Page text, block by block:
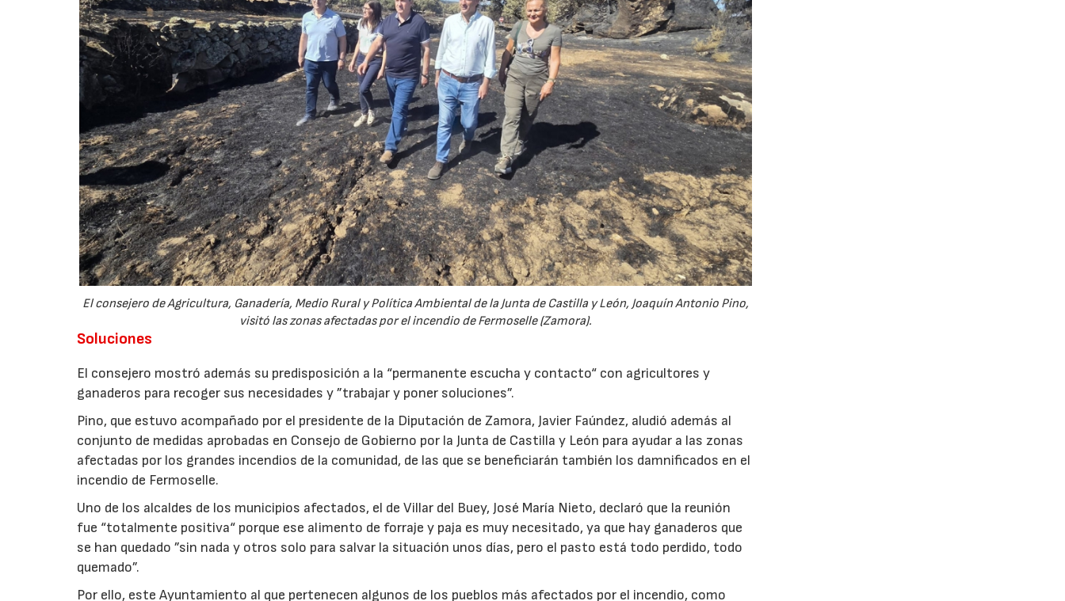
El consejero de Agricultura, Ganadería, Medio Rural y Política Ambiental de la Junta de Castilla y León, Joaquín Antonio Pino,
visitó las zonas afectadas por el incendio de Fermoselle (Zamora).
Soluciones
El consejero mostró además su predisposición a la “permanente escucha y contacto“ con agricultores y
ganaderos para recoger sus necesidades y ”trabajar y poner soluciones”.
Pino, que estuvo acompañado por el presidente de la Diputación de Zamora, Javier Faúndez, aludió además al
conjunto de medidas aprobadas en Consejo de Gobierno por la Junta de Castilla y León para ayudar a las zonas
afectadas por los grandes incendios de la comunidad, de las que se beneficiarán también los damnificados en el
incendio de Fermoselle.
Uno de los alcaldes de los municipios afectados, el de Villar del Buey, José María Nieto, declaró que la reunión
fue “totalmente positiva“ porque ese alimento de forraje y paja es muy necesitado, ya que hay ganaderos que
se han quedado ”sin nada y otros solo para salvar la situación unos días, pero el pasto está todo perdido, todo
quemado”.
Por ello, este Ayuntamiento al que pertenecen algunos de los pueblos más afectados por el incendio, como